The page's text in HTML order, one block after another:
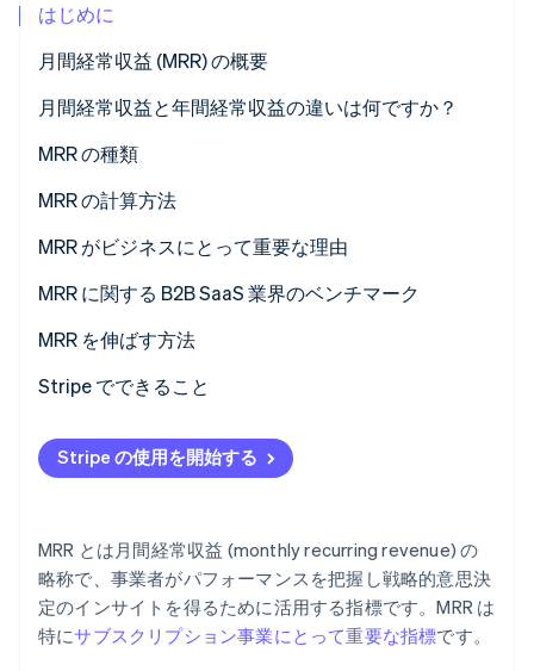
オンライン本人確認
Stripe Sessions 2026
ご覧ください。
はじめに
月間経常収益 (MRR) の概要
月間経常収益と年間経常収益の違いは何ですか？
MRR の種類
MRR の計算方法
MRR がビジネスにとって重要な理由
MRR と他の主要ビジネス指標との関係
MRR を活用した顧客インサイトの把握
企業評価における MRR の役割
MRR に関する B2B SaaS 業界のベンチマーク
MRR を伸ばす方法
価格戦略の最適化
アップセルとクロスセル
顧客維持の重視
収入源の多様化
Stripe でできること
Stripe の使用を開始する
MRR とは月間経常収益 (monthly recurring revenue) の
略称で、事業者がパフォーマンスを把握し戦略的意思決
定のインサイトを得るために活用する指標です。MRR は
特にサブスクリプション事業にとって重要な指標です。